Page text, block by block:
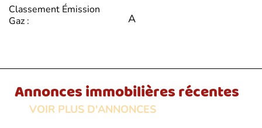
Classement Émission
Gaz :
A
Annonces immobilières récentes
VOIR PLUS D'ANNONCES